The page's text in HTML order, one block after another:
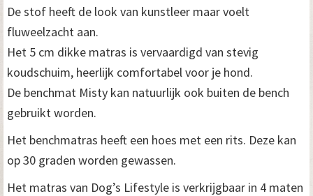
De stof heeft de look van kunstleer maar voelt
fluweelzacht aan.
Het 5 cm dikke matras is vervaardigd van stevig
koudschuim, heerlijk comfortabel voor je hond.
De benchmat Misty kan natuurlijk ook buiten de bench
gebruikt worden.
Het benchmatras heeft een hoes met een rits. Deze kan
op 30 graden worden gewassen.
Het matras van Dog’s Lifestyle is verkrijgbaar in 4 maten